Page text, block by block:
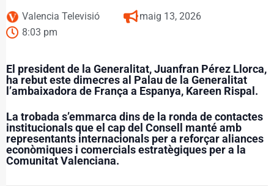
Valencia Televisió
maig 13, 2026
8:03 pm
El president de la Generalitat, Juanfran Pérez Llorca,
ha rebut este dimecres al Palau de la Generalitat
l’ambaixadora de França a Espanya, Kareen Rispal.
La trobada s’emmarca dins de la ronda de contactes
institucionals que el cap del Consell manté amb
representants internacionals per a reforçar aliances
econòmiques i comercials estratègiques per a la
Comunitat Valenciana.